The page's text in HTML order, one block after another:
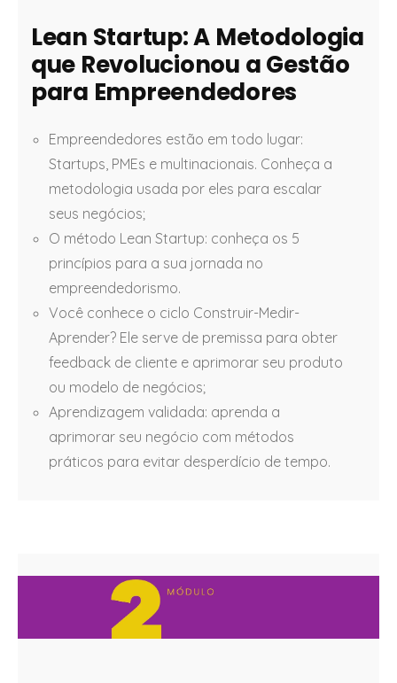
Lean Startup: A Metodologia
que Revolucionou a Gestão
para Empreendedores
Empreendedores estão em todo lugar:
Startups, PMEs e multinacionais. Conheça a
metodologia usada por eles para escalar
seus negócios;
O método Lean Startup: conheça os 5
princípios para a sua jornada no
empreendedorismo.
Você conhece o ciclo Construir-Medir-
Aprender? Ele serve de premissa para obter
feedback de cliente e aprimorar seu produto
ou modelo de negócios;
Aprendizagem validada: aprenda a
aprimorar seu negócio com métodos
práticos para evitar desperdício de tempo.